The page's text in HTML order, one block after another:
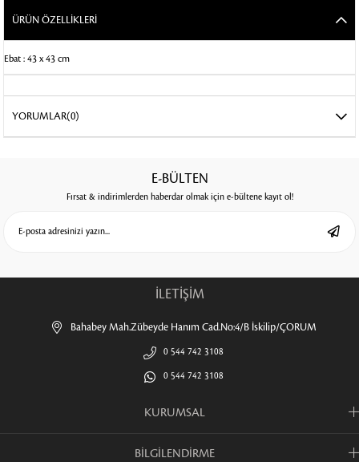
ÜRÜN ÖZELLIKLERI
Ebat : 43 x 43 cm
YORUMLAR(0)
E-BÜLTEN
Fırsat & indirimlerden haberdar olmak için e-bültene kayıt ol!
İLETİŞİM
Bahabey Mah.Zübeyde Hanım Cad.No:4/B İskilip/ÇORUM
0 544 742 3108
0 544 742 3108
KURUMSAL
BİLGİLENDİRME